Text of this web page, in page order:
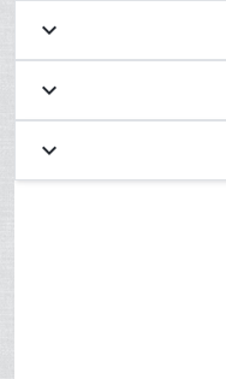
keyboard_arrow_down
keyboard_arrow_down
keyboard_arrow_down